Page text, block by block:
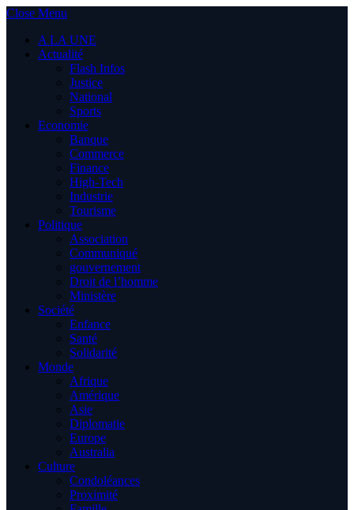
Close Menu
A LA UNE
Actualité
Flash Infos
Justice
National
Sports
Economie
Banque
Commerce
Finance
High-Tech
Industrie
Tourisme
Politique
Association
Communiqué
gouvernement
Droit de l’homme
Ministère
Société
Enfance
Santé
Solidarité
Monde
Afrique
Amérique
Asie
Diplomatie
Europe
Australia
Culture
Condoléances
Proximité